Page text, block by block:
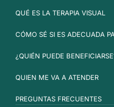
QUÉ ES LA TERAPIA VISUAL
CÓMO SÉ SI ES ADECUADA
¿QUIÉN PUEDE
QUIEN ME VA A ATENDER
PREGUNTAS FRECUENTES